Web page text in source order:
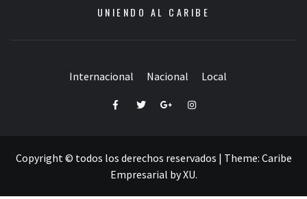
UNIENDO AL CARIBE
Internacional Nacional Local
FacebookTwitterGoogle+Instagram
Copyright © todos los derechos reservados | Theme: Caribe
Empresarial byXU.